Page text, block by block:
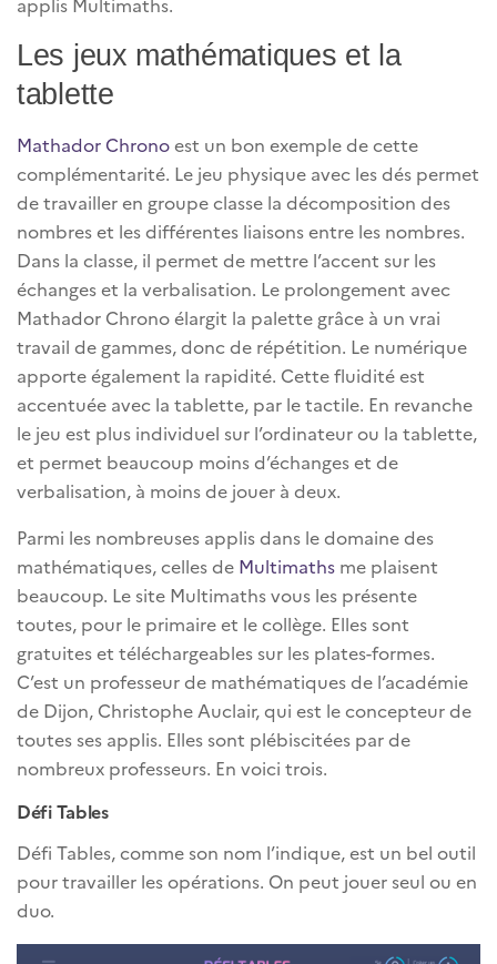
applis Multimaths.
Les jeux mathématiques et la
tablette
Mathador Chronoest un bon exemple de cette
complémentarité. Le jeu physique avec les dés permet
de travailler en groupe classe la décomposition des
nombres et les différentes liaisons entre les nombres.
Dans la classe, il permet de mettre l’accent sur les
échanges et la verbalisation. Le prolongement avec
Mathador Chrono élargit la palette grâce à un vrai
travail de gammes, donc de répétition. Le numérique
apporte également la rapidité. Cette fluidité est
accentuée avec la tablette, par le tactile. En revanche
le jeu est plus individuel sur l’ordinateur ou la tablette,
et permet beaucoup moins d’échanges et de
verbalisation, à moins de jouer à deux.
Parmi les nombreuses applis dans le domaine des
mathématiques, celles de Multimaths me plaisent
beaucoup. Le site Multimaths vous les présente
toutes, pour le primaire et le collège. Elles sont
gratuites et téléchargeables sur les plates-formes.
C’est un professeur de mathématiques de l’académie
de Dijon, Christophe Auclair, qui est le concepteur de
toutes ses applis. Elles sont plébiscitées par de
nombreux professeurs. En voici trois.
Défi Tables
Défi Tables, comme son nom l’indique, est un bel outil
pour travailler les opérations. On peut jouer seul ou en
duo.